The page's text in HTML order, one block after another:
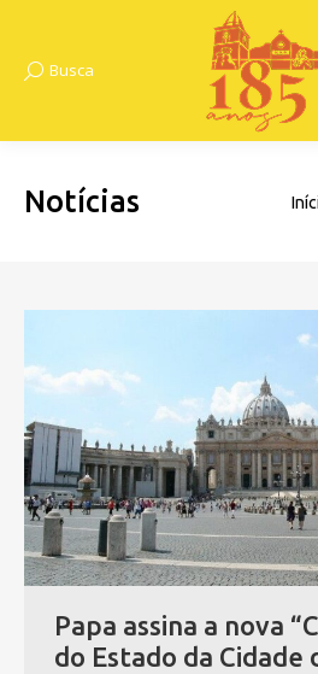
Search:
Busca
Notícias
Papa assina a nova
do Estado da Cidade